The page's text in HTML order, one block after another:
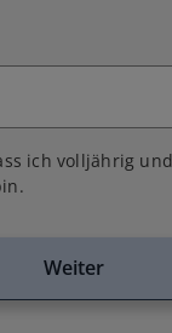
ich volljährig
Weiter